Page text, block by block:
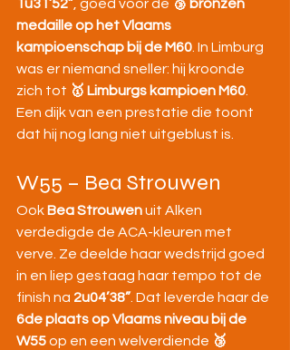
1u31’52”, goed voor de 🥉 bronzen
medaille op het Vlaams
kampioenschap bij de M60. In Limburg
was er niemand sneller: hij kroonde
zich tot 🥇 Limburgs kampioen M60.
Een dijk van een prestatie die toont
dat hij nog lang niet uitgeblust is.
W55 – Bea Strouwen
Ook Bea Strouwen uit Alken
verdedigde de ACA-kleuren met
verve. Ze deelde haar wedstrijd goed
in en liep gestaag haar tempo tot de
finish na 2u04’38”. Dat leverde haar de
6de plaats op Vlaams niveau bij de
W55 op en een welverdiende 🥉